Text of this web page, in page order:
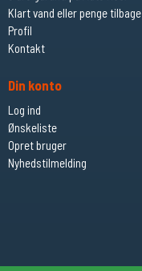
Klart vand eller penge tilbage
Profil
Kontakt
Din konto
Log ind
Ønskeliste
Opret bruger
Nyhedstilmelding